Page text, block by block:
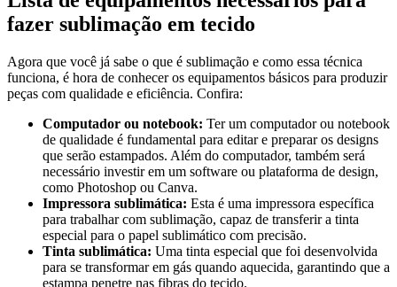
fazer sublimação em tecido
Agora que você já sabe o que é sublimação e como essa técnica
funciona, é hora de conhecer os equipamentos básicos para produzir
peças com qualidade e eficiência. Confira:
Computador ou notebook: Ter um computador ou notebook
de qualidade é fundamental para editar e preparar os designs
que serão estampados. Além do computador, também será
necessário investir em um software ou plataforma de design,
como Photoshop ou Canva.
Impressora sublimática: Esta é uma impressora específica
para trabalhar com sublimação, capaz de transferir a tinta
especial para o papel sublimático com precisão.
Tinta sublimática: Uma tinta especial que foi desenvolvida
para se transformar em gás quando aquecida, garantindo que a
estampa penetre nas fibras do tecido.